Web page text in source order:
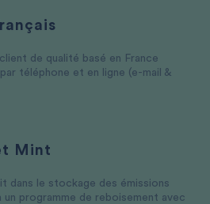
de qualité basé en France
téléphone et en ligne (e-mail &
Mint
dans le stockage des émissions
un programme de reboisement avec